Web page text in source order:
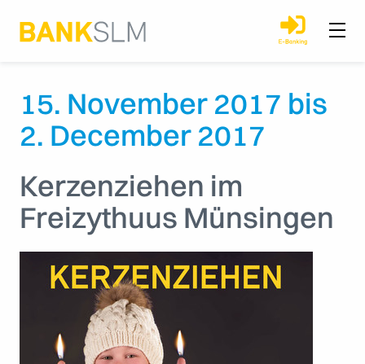
15. November 2017 bis
2. December 2017
Kerzenziehen im
Freizythuus Münsingen